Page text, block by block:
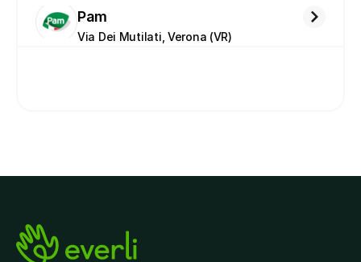
Pam
Via Dei Mutilati, Verona (VR)